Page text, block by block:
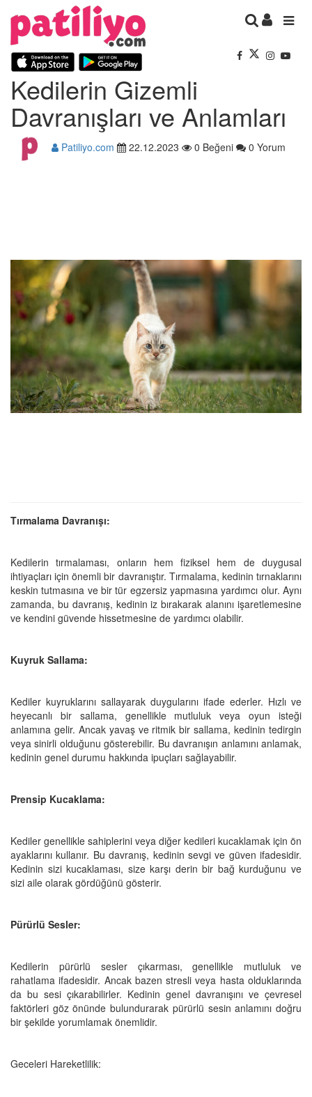
Kedilerin Gizemli
Davranışları ve Anlamları
Patiliyo.com 22.12.2023 0 Beğeni 0 Yorum
Tırmalama Davranışı:
Kedilerin tırmalaması, onların hem fiziksel hem de duygusal
ihtiyaçları için önemli bir davranıştır. Tırmalama, kedinin tırnaklarını
keskin tutmasına ve bir tür egzersiz yapmasına yardımcı olur. Aynı
zamanda, bu davranış, kedinin iz bırakarak alanını işaretlemesine
ve kendini güvende hissetmesine de yardımcı olabilir.
Kuyruk Sallama:
Kediler kuyruklarını sallayarak duygularını ifade ederler. Hızlı ve
heyecanlı bir sallama, genellikle mutluluk veya oyun isteği
anlamına gelir. Ancak yavaş ve ritmik bir sallama, kedinin tedirgin
veya sinirli olduğunu gösterebilir. Bu davranışın anlamını anlamak,
kedinin genel durumu hakkında ipuçları sağlayabilir.
Prensip Kucaklama:
Kediler genellikle sahiplerini veya diğer kedileri kucaklamak için ön
ayaklarını kullanır. Bu davranış, kedinin sevgi ve güven ifadesidir.
Kedinin sizi kucaklaması, size karşı derin bir bağ kurduğunu ve
sizi aile olarak gördüğünü gösterir.
Pürürlü Sesler:
Kedilerin pürürlü sesler çıkarması, genellikle mutluluk ve
rahatlama ifadesidir. Ancak bazen stresli veya hasta olduklarında
da bu sesi çıkarabilirler. Kedinin genel davranışını ve çevresel
faktörleri göz önünde bulundurarak pürürlü sesin anlamını doğru
bir şekilde yorumlamak önemlidir.
Geceleri Hareketlilik: